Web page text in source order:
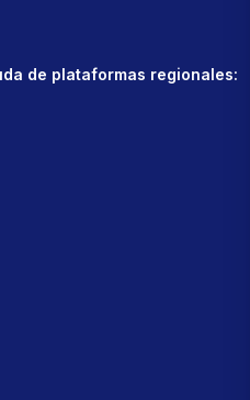
de plataformas regionales: